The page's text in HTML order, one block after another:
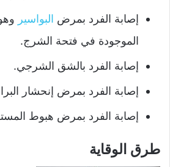
إصابة الفرد بمرض البواسير
الموجودة في فتحة الشرج.
إصابة الفرد بالشق الشرجي.
إصابة الفرد بمرض إنحشار
إصابة الفرد بمرض هبوط
طرق الوقاية